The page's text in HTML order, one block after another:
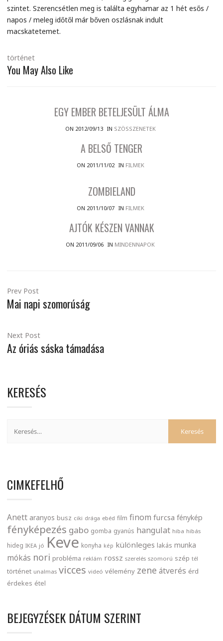
szintet. Szerencsétlen meg is találta egyhamar az 1 hét esős /
napos / meleg időtől már bőven oszlásnak indult
macskatetemet.
történet
You May Also Like
EGY EMBER BETELJESÜLT ÁLMA
ON 2012/09/13 IN SZÖSSZENETEK
A BELSŐ TENGER
ON 2011/11/02 IN FILMEK
ZOMBIELAND
ON 2011/10/07 IN FILMEK
AJTÓK KÉSZEN VANNAK
ON 2011/09/06 IN MINDENNAPOK
Prev Post
Mai napi szomorúság
Next Post
Az óriás sáska támadása
KERESÉS
CIMKEFELHŐ
Anett aranyos busz ciki drága ebéd film finom furcsa fénykép
fényképezés gabo gomba gyanús hangulat hiba hibás
hideg IKEA jó Keve konyha kép különleges lakás munka
mókás nori probléma reklám rossz szerelés szomorú szép tél
történet unalmas vicces videó vélemény zene átverés érd
érdekes étel
BEJEGYZÉSEK DÁTUM SZERINT